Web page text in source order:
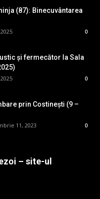
(87): Binecuvântarea
0
și fermecător la Sala
0
prin Costinești (9 –
11, 2023 0
– site-ul